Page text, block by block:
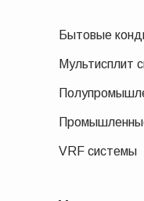
Бытовые
Мультисплит
VRF системы